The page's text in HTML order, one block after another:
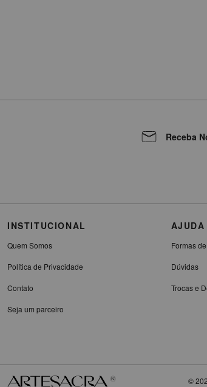
Receba
INSTITUCIONAL
Quem Somos
Política de Privacidade
Contato
Seja um parceiro
AJUDA
Formas
Dúvidas
Trocas e
©